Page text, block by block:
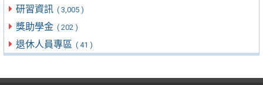
研習資訊 ( 3,005 )
獎助學金 ( 202 )
退休人員專區 ( 41 )